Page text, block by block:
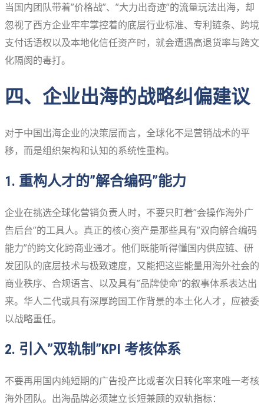
当国内团队带着”价格战”、”大力出奇迹”的流量玩法出海，却
忽视了西方企业牢牢掌控着的底层行业标准、专利链条、跨境
支付话语权以及本地化信任资产时，就会遭遇高退货率与跨文
化隔阂的毒打。
四、企业出海的战略纠偏建议
对于中国出海企业的决策层而言，全球化不是营销战术的平
移，而是组织架构和认知的系统性重构。
1. 重构人才的”解合编码”能力
企业在挑选全球化营销负责人时，不要只盯着”会操作海外广
告后台”的工具人。真正的核心资产是那些具有”双向解合编码
能力”的跨文化跨商业通才。他们既能听得懂国内供应链、研
发团队的底层技术与极致速度，又能把这些能量用海外社会的
商业秩序、合规语言、以及具有”品牌使命”的叙事体系表达出
来。华人二代或具有深厚跨国工作背景的本土化人才，应被委
以战略重任。
2. 引入”双轨制”KPI 考核体系
不要再用国内纯短期的广告投产比或者次日转化率来唯一考核
海外团队。出海品牌必须建立长短兼顾的双轨指标：